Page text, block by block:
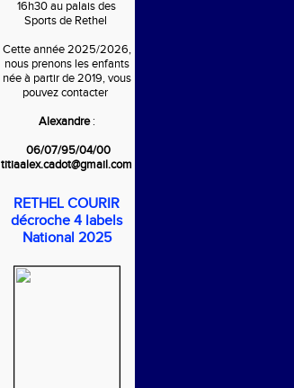
16h30 au palais des
Sports de Rethel
Cette année 2025/2026,
nous prenons les enfants
née à partir de 2019, vous
pouvez contacter
Alexandre:
06/07/95/04/00
titiaalex.cadot@gmail.com
RETHEL COURIR
décroche 4 labels
National 2025